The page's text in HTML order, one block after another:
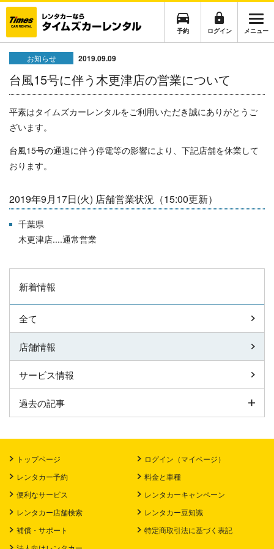
予約 ログイン メニュー
お知らせ 2019.09.09
台風15号に伴う木更津店の営業について
平素はタイムズカーレンタルをご利用いただき誠にありがとうご
ざいます。
台風15号の通過に伴う停電等の影響により 、下記店舗を休業して
おります。
2019年9月17日(火) 店舗営業状況（15:00更新）
千葉県
木更津店....通常営業
新着情報
全て
店舗情報
サービス情報
過去の記事
トップページ
ログイン（マイページ）
レンタカー予約
料金と車種
便利なサービス
レンタカーキャンペーン
レンタカー店舗検索
レンタカー豆知識
補償・サポート
特定商取引法に基づく表記